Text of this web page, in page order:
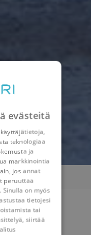
evästeitä
teknologiaa
ja
markkinointia
jos annat
peruuttaa
on myös
tietojesi
tai
siirtää